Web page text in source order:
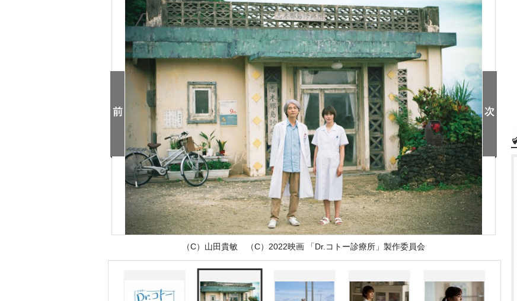
（C）山田貴敏 （C）2022映画 「Dr.コトー診療所」製作委員会